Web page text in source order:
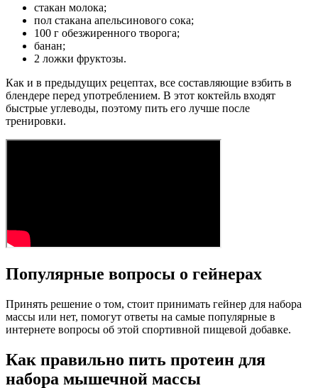
стакан молока;
пол стакана апельсинового сока;
100 г обезжиренного творога;
банан;
2 ложки фруктозы.
Как и в предыдущих рецептах, все составляющие взбить в
блендере перед употреблением. В этот коктейль входят
быстрые углеводы, поэтому пить его лучше после
тренировки.
Популярные вопросы о гейнерах
Принять решение о том, стоит принимать гейнер для набора
массы или нет, помогут ответы на самые популярные в
интернете вопросы об этой спортивной пищевой добавке.
Как правильно пить протеин для
набора мышечной массы